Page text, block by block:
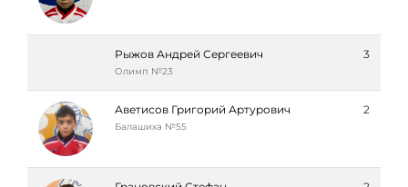
Рыжов Андрей Сергеевич
Олимп №23
3
Аветисов Григорий Артурович
Балашиха №55
2